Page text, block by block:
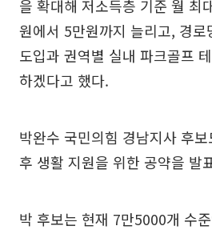
을 확대해 저소득층 기준 월 최
원에서 5만원까지 늘리고, 경
도입과 권역별 실내 파크골프
하겠다고 했다.
박완수 국민의힘 경남지사 후
후 생활 지원을 위한 공약을 발
박 후보는 현재 7만5000개 수